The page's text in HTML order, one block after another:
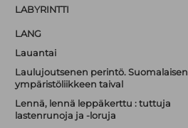
LABYRINTTI
LANG
Lauantai
Laulujoutsenen perintö. Suomalaisen
ympäristöliikkeen taival
Lennä, lennä leppäkerttu : tuttuja
lastenrunoja ja -loruja